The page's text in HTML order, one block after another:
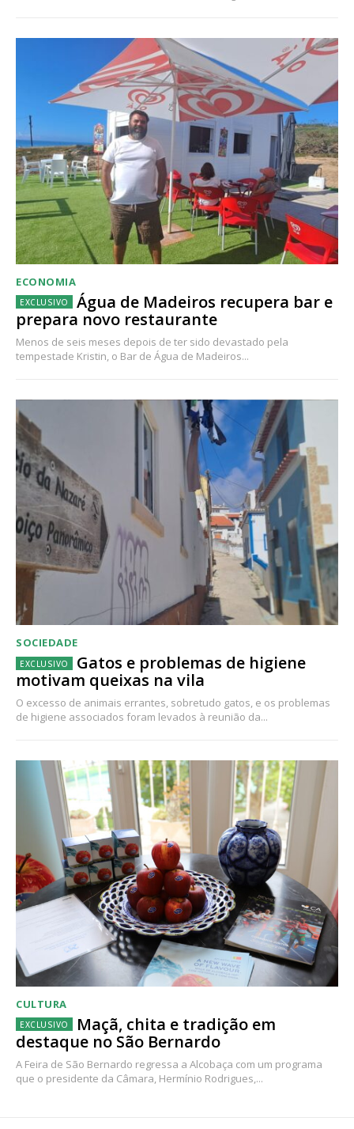
ECONOMIA
Água de Madeiros recupera bar e
prepara novo restaurante
Menos de seis meses depois de ter sido devastado pela
tempestade Kristin, o Bar de Água de Madeiros...
SOCIEDADE
Gatos e problemas de higiene
motivam queixas na vila
O excesso de animais errantes, sobretudo gatos, e os problemas
de higiene associados foram levados à reunião da...
CULTURA
Maçã, chita e tradição em
destaque no São Bernardo
A Feira de São Bernardo regressa a Alcobaça com um programa
que o presidente da Câmara, Hermínio Rodrigues,...